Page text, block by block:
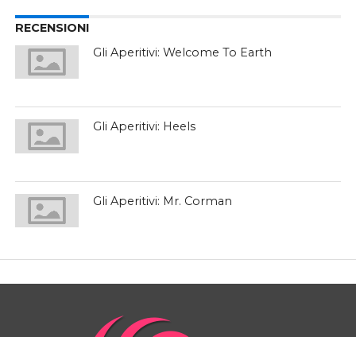
RECENSIONI
Gli Aperitivi: Welcome To Earth
Gli Aperitivi: Heels
Gli Aperitivi: Mr. Corman